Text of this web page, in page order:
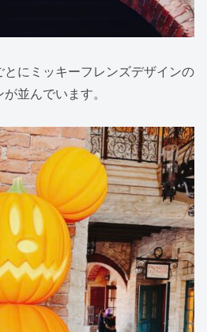
にミッキーフレンズデザインの
並んでいます。